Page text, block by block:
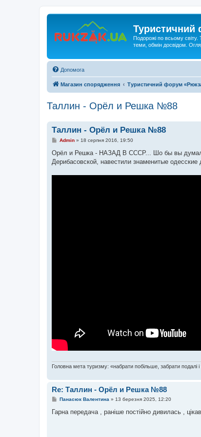
Туристичний
Подорожі по всьому світу.
теми, обмін досвідом.
Допомога
Магазин спорядження Туристичний форум
Таллин - Орёл и Решка №88
Таллин - Орёл и Решка №88
П
в
і
д
м
Admin» 18 серпня 2016, 19:50
Орёл и Решка - НАЗАД В СССР... Шо бы вы
Дерибасовской, навестили знаменитые одесские
Головна мета туризму: «набрати побільше, забрати подалі
Re: Таллин - Орёл и Решка №88
П
в
і
Панасюк Валентина » 13 березня 2025, 12:20
Гарна передача , раніше постійно дивилась ,